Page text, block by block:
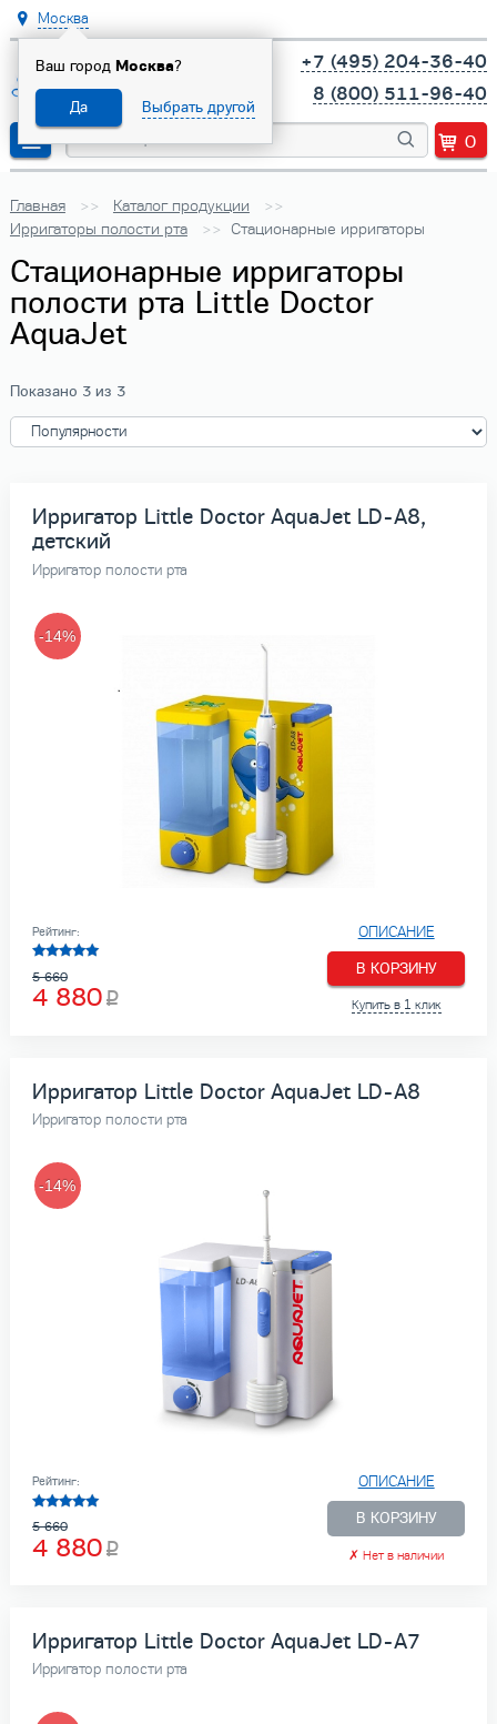
Москва
Ваш город Москва?
Да Выбрать другой
+7 (495) 204-36-40
8 (800) 511-96-40
0
Главная
Каталог продукции
Ирригаторы полости рта
Стационарные ирригаторы
Стационарные ирригаторы
полости рта Little Doctor
AquaJet
Показано 3 из 3
Ирригатор Little Doctor AquaJet LD-A8,
детский
Ирригатор полости рта
-14%
ОПИСАНИЕ
В КОРЗИНУ
Купить в 1 клик
Рейтинг:
5 660
4 880
Ирригатор Little Doctor AquaJet LD-A8
Ирригатор полости рта
-14%
ОПИСАНИЕ
В КОРЗИНУ
✗ Нет в наличии
Рейтинг:
5 660
4 880
Ирригатор Little Doctor AquaJet LD-A7
Ирригатор полости рта